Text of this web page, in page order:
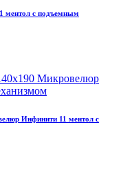
ментол с подъемным
Инфинити 11 ментол с